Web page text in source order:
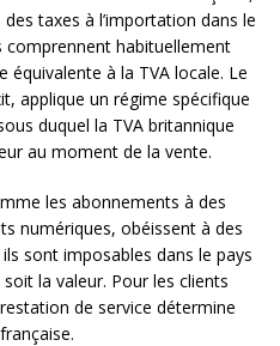
taxes à l’importation dans le
comprennent habituellement
à la TVA locale. Le
applique un régime spécifique
duquel la TVA britannique
au moment de la vente.
les abonnements à des
numériques, obéissent à des
sont imposables dans le pays
la valeur. Pour les clients
de service détermine